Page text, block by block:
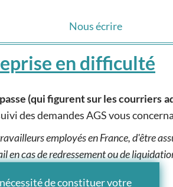
Nous écrire
en difficulté
(qui figurent sur les courriers
des demandes AGS vous
employés en France, d'être
en cas de redressement ou de
de constituer votre